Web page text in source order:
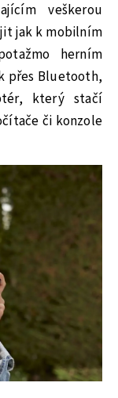
veškerou
jak k mobilním
herním
přes Bluetooth,
který stačí
či konzole